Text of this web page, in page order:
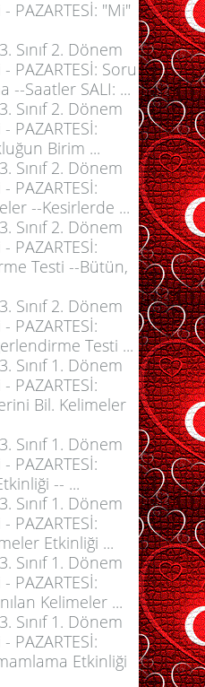
PAZARTESİ: "Mi"
Sınıf 2. Dönem
PAZARTESİ: Soru
--Saatler SALI: ...
Sınıf 2. Dönem
PAZARTESİ:
Birim ...
Sınıf 2. Dönem
PAZARTESİ:
--Kesirlerde ...
Sınıf 2. Dönem
PAZARTESİ:
Testi --Bütün,
Sınıf 2. Dönem
PAZARTESİ:
Testi ...
Sınıf 1. Dönem
PAZARTESİ:
Bil. Kelimeler
Sınıf 1. Dönem
PAZARTESİ:
-- ...
Sınıf 1. Dönem
PAZARTESİ:
Etkinliği ...
Sınıf 1. Dönem
PAZARTESİ:
Kelimeler ...
Sınıf 1. Dönem
PAZARTESİ:
Etkinliği